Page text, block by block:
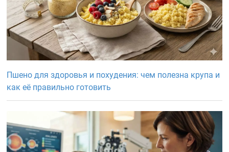
Пшено для здоровья и похудения: чем полезна крупа и
как её правильно готовить